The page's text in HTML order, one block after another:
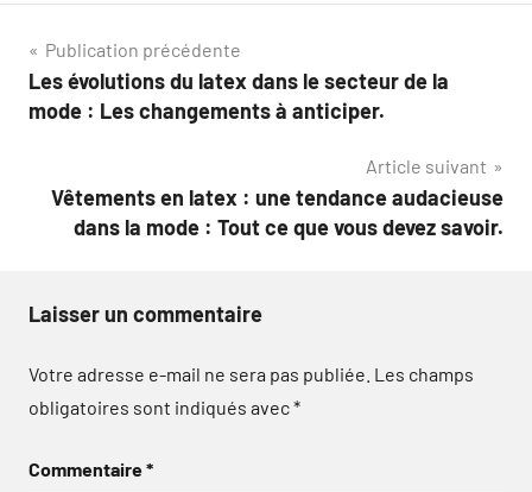
Navigation
de
Publication précédente
Les évolutions du latex dans le secteur de la
mode : Les changements à anticiper.
Article suivant
Vêtements en latex : une tendance audacieuse
dans la mode : Tout ce que vous devez savoir.
Laisser un commentaire
Votre adresse e-mail ne sera pas publiée. Les champs
obligatoires sont indiqués avec*
Commentaire*